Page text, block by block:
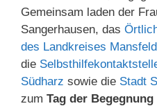
Gemeinsam laden der
Sangerhausen, das
des Landkreises
die
Südharz sowie die Stadt
zum Tag der Begegnung